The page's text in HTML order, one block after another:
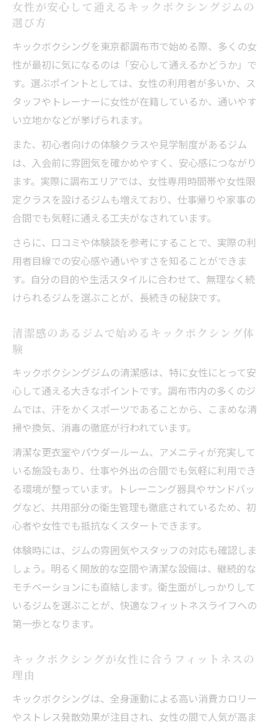
女性が安心して通えるキックボクシングジムの
選び方
キックボクシングを東京都調布市で始める際、多くの女
性が最初に気になるのは「安心して通えるかどうか」で
す。選ぶポイントとしては、女性の利用者が多いか、ス
タッフやトレーナーに女性が在籍しているか、通いやす
い立地かなどが挙げられます。
また、初心者向けの体験クラスや見学制度があるジム
は、入会前に雰囲気を確かめやすく、安心感につながり
ます。実際に調布エリアでは、女性専用時間帯や女性限
定クラスを設けるジムも増えており、仕事帰りや家事の
合間でも気軽に通える工夫がなされています。
さらに、口コミや体験談を参考にすることで、実際の利
用者目線での安心感や通いやすさを知ることができま
す。自分の目的や生活スタイルに合わせて、無理なく続
けられるジムを選ぶことが、長続きの秘訣です。
清潔感のあるジムで始めるキックボクシング体
験
キックボクシングジムの清潔感は、特に女性にとって安
心して通える大きなポイントです。調布市内の多くのジ
ムでは、汗をかくスポーツであることから、こまめな清
掃や換気、消毒の徹底が行われています。
清潔な更衣室やパウダールーム、アメニティが充実して
いる施設もあり、仕事や外出の合間でも気軽に利用でき
る環境が整っています。トレーニング器具やサンドバッ
グなど、共用部分の衛生管理も徹底されているため、初
心者や女性でも抵抗なくスタートできます。
体験時には、ジムの雰囲気やスタッフの対応も確認しま
しょう。明るく開放的な空間や清潔な設備は、継続的な
モチベーションにも直結します。衛生面がしっかりして
いるジムを選ぶことが、快適なフィットネスライフへの
第一歩となります。
キックボクシングが女性に合うフィットネスの
理由
キックボクシングは、全身運動による高い消費カロリー
やストレス発散効果が注目され、女性の間で人気が高ま